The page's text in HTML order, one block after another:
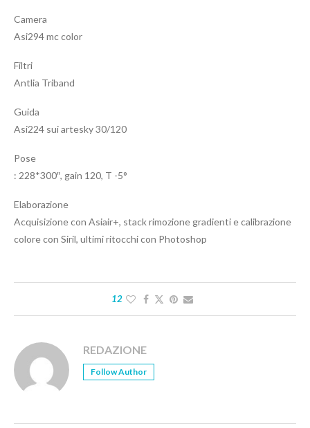
Camera
Asi294 mc color
Filtri
Antlia Triband
Guida
Asi224 sui artesky 30/120
Pose
: 228*300″, gain 120, T -5°
Elaborazione
Acquisizione con Asiair+, stack rimozione gradienti e calibrazione
colore con Siril, ultimi ritocchi con Photoshop
12
REDAZIONE
Follow Author